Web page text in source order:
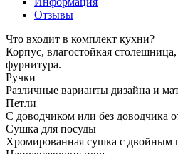
Отзывы
Что входит в комплект кухни?
Корпус, влагостойкая
фурнитура.
Ручки
Различные варианты дизайна и
Петли
С доводчиком или без доводчика
Сушка для посуды
Хромированная сушка с двойным